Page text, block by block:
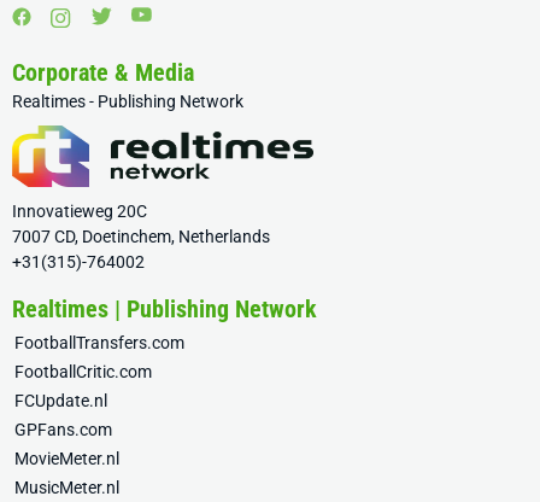
Corporate & Media
Realtimes - Publishing Network
Innovatieweg 20C
7007 CD, Doetinchem, Netherlands
+31(315)-764002
Realtimes | Publishing Network
FootballTransfers.com
FootballCritic.com
FCUpdate.nl
GPFans.com
MovieMeter.nl
MusicMeter.nl